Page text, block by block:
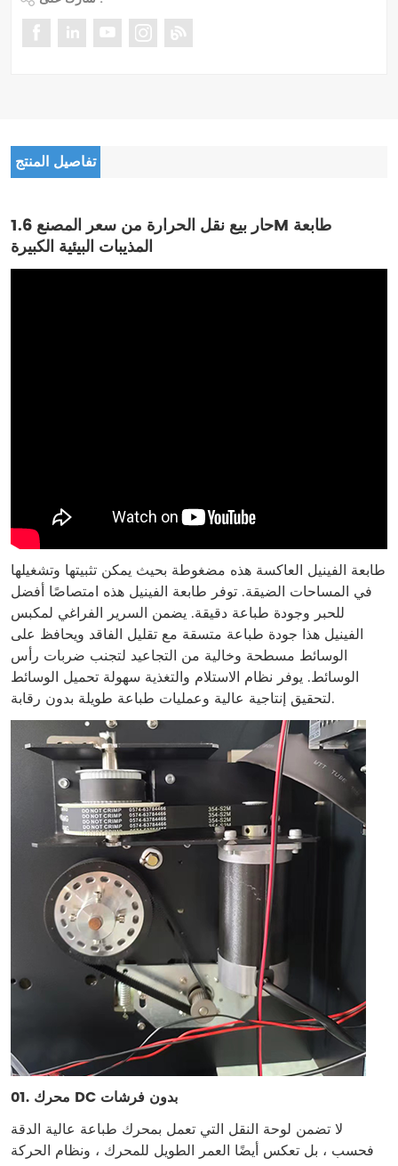
تفاصيل المنتج
حار بيع نقل الحرارة من سعر المصنع 1.6M طابعة
المذيبات البيئية الكبيرة
طابعة الفينيل العاكسة هذه مضغوطة بحيث يمكن تثبيتها وتشغيلها
في المساحات الضيقة. توفر طابعة الفينيل هذه امتصاصًا أفضل
للحبر وجودة طباعة دقيقة. يضمن السرير الفراغي لمكبس
الفينيل هذا جودة طباعة متسقة مع تقليل الفاقد ويحافظ على
الوسائط مسطحة وخالية من التجاعيد لتجنب ضربات رأس
الوسائط. يوفر نظام الاستلام والتغذية سهولة تحميل الوسائط
لتحقيق إنتاجية عالية وعمليات طباعة طويلة بدون رقابة.
01.
محرك DC بدون فرشات
لا تضمن لوحة النقل التي تعمل بمحرك طباعة عالية الدقة
فحسب ، بل تعكس أيضًا العمر الطويل للمحرك ، ونظام الحركة